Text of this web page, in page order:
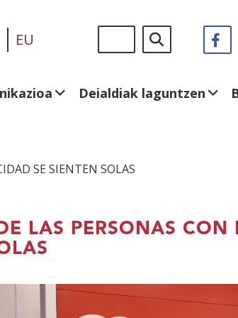
EU
en:
Deialdiak laguntzen
SE SIENTEN SOLAS
LAS PERSONAS CON